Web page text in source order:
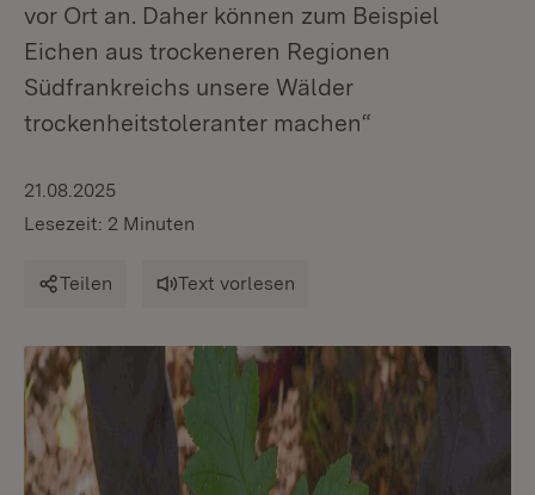
vor Ort an. Daher können zum Beispiel
Eichen aus trockeneren Regionen
Südfrankreichs unsere Wälder
trockenheitstoleranter machen“
21.08.2025
Lesezeit: 2 Minuten
Teilen Text vorlesen